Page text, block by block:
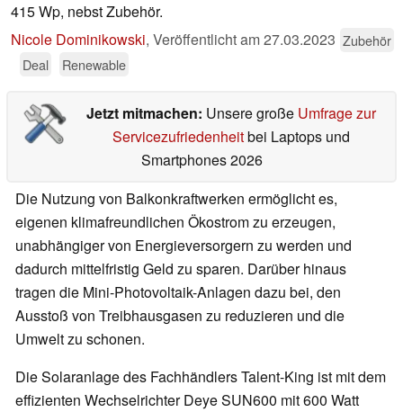
415 Wp, nebst Zubehör.
Nicole Dominikowski, Veröffentlicht am27.03.2023 Zubehör
Deal
Renewable
Jetzt mitmachen: Unsere große Umfrage zur
Servicezufriedenheitbei Laptops und
Smartphones 2026
Die Nutzung von Balkonkraftwerken ermöglicht es,
eigenen klimafreundlichen Ökostrom zu erzeugen,
unabhängiger von Energieversorgern zu werden und
dadurch mittelfristig Geld zu sparen. Darüber hinaus
tragen die Mini-Photovoltaik-Anlagen dazu bei, den
Ausstoß von Treibhausgasen zu reduzieren und die
Umwelt zu schonen.
Die Solaranlage des Fachhändlers Talent-King ist mit dem
effizienten Wechselrichter Deye SUN600 mit 600 Watt